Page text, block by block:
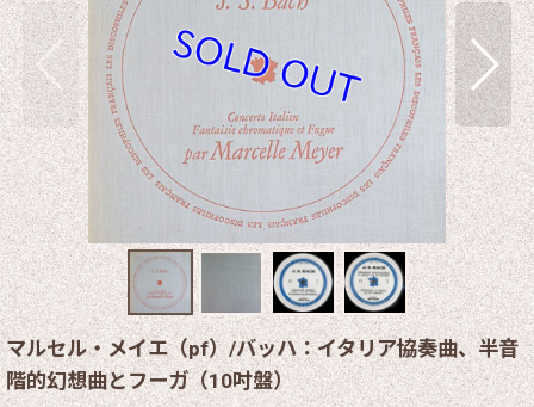
マルセル・メイエ（pf）/バッハ：イタリア協奏曲、半音
階的幻想曲とフーガ（10吋盤）